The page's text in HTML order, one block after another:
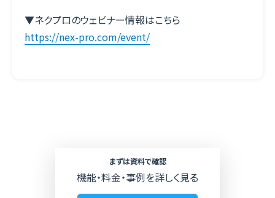
▼ネクプロのウェビナー情報はこちら
https://nex-pro.com/event/
まずは資料で確認
機能・料金・事例を詳しく見る